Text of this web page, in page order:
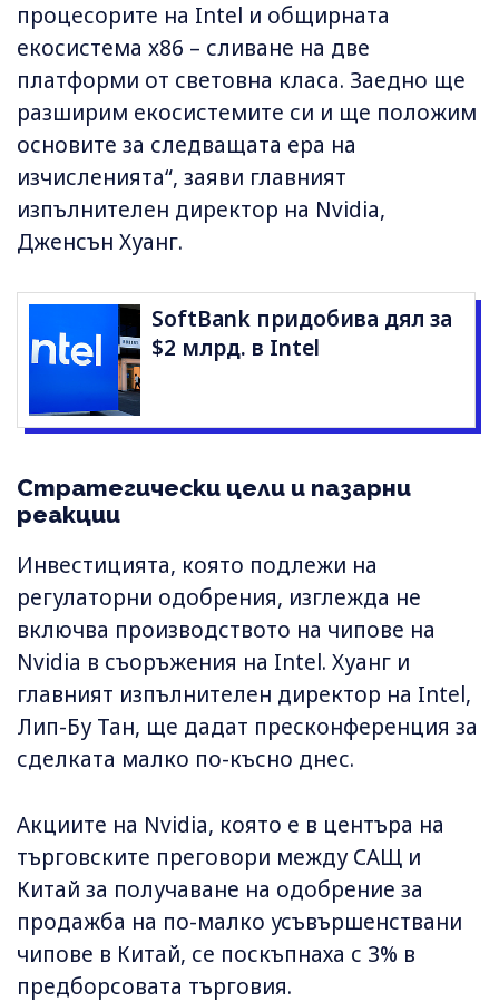
процесорите на Intel и общирната
екосистема x86 – сливане на две
платформи от световна класа. Заедно ще
разширим екосистемите си и ще положим
основите за следващата ера на
изчисленията“, заяви главният
изпълнителен директор на Nvidia,
Дженсън Хуанг.
SoftBank придобива дял за
$2 млрд. в Intel
Стратегически цели и пазарни
реакции
Инвестицията, която подлежи на
регулаторни одобрения, изглежда не
включва производството на чипове на
Nvidia в съоръжения на Intel. Хуанг и
главният изпълнителен директор на Intel,
Лип-Бу Тан, ще дадат пресконференция за
сделката малко по-късно днес.
Акциите на Nvidia, която е в центъра на
търговските преговори между САЩ и
Китай за получаване на одобрение за
продажба на по-малко усъвършенствани
чипове в Китай, се поскъпнаха с 3% в
предборсовата търговия.